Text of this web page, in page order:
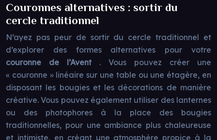
Couronnes alternatives : sortir du
cercle traditionnel
N’ayez pas peur de sortir du cercle traditionnel et
d’explorer des formes alternatives pour votre
couronne de l’Avent . Vous pouvez créer une
« couronne » linéaire sur une table ou une étagère, en
disposant les bougies et les décorations de manière
créative. Vous pouvez également utiliser des lanternes
ou des photophores à la place des bougies
traditionnelles, pour une ambiance plus chaleureuse
et intimiste, en créant une atmosphère propice à la